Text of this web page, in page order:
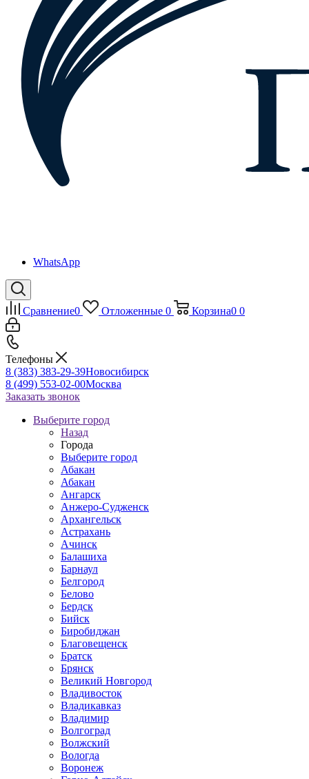
WhatsApp
Сравнение0 Отложенные 0 Корзина0 0
Телефоны
8 (383) 383-29-39Новосибирск
8 (499) 553-02-00Москва
Заказать звонок
Выберите город
Назад
Города
Выберите город
Абакан
Абакан
Ангарск
Анжеро-Судженск
Архангельск
Астрахань
Ачинск
Балашиха
Барнаул
Белгород
Белово
Бердск
Бийск
Биробиджан
Благовещенск
Братск
Брянск
Великий Новгород
Владивосток
Владикавказ
Владимир
Волгоград
Волжский
Вологда
Воронеж